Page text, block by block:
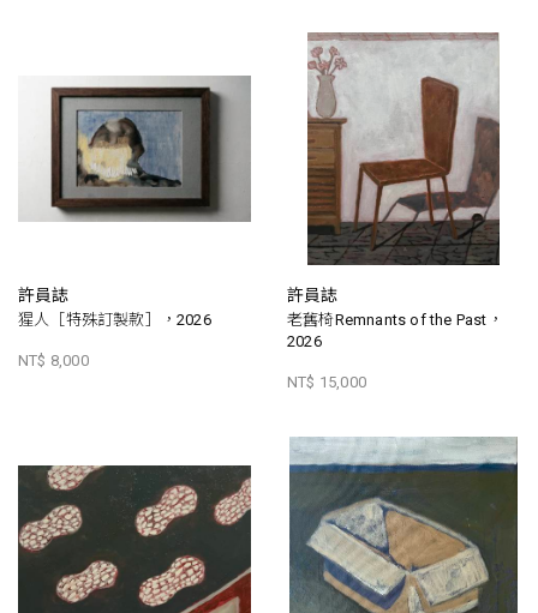
許員誌
猩人［特殊訂製款］，2026
NT$ 8,000
許員誌
老舊椅Remnants of the Past，
2026
NT$ 15,000